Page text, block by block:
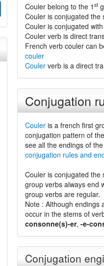
Couler belong to the 1 st
Couler is conjugated the
Couler is conjugated with
Couler verb is direct
French verb couler can
couler
Coulerverb is a direct
Conjugation
Couleris a french first
conjugation pattern of
see all the endings of
conjugation rules and
Couler is conjugated the
group verbs always end
group verbs are regular.
Note : Although endings
occur in the stems of
consonne(s)-er, -e-
Conjugation